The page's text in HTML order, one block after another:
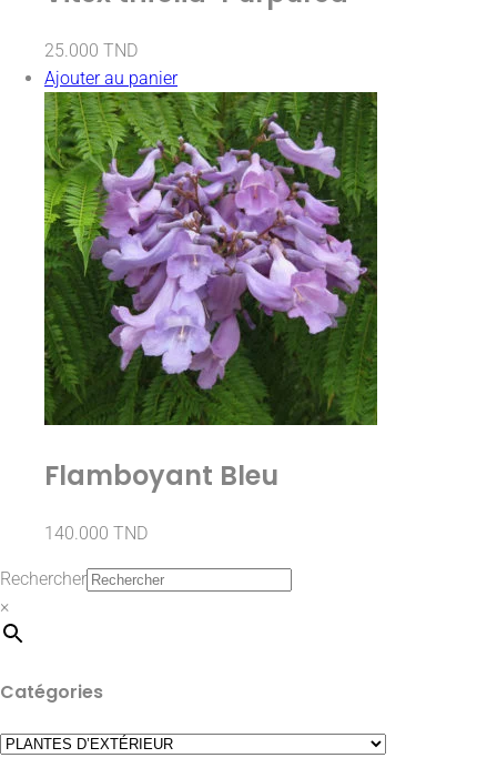
25.000 TND
Ajouter au panier
Flamboyant Bleu
140.000 TND
Rechercher
×
Catégories